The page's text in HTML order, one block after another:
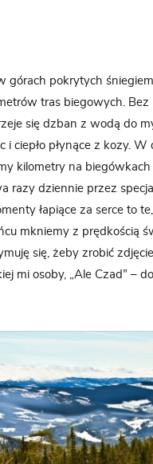
górach pokrytych
tras biegowych. Bez
się dzban z wodą do
i ciepło płynące z kozy.
kilometry na biegówkach
razy dziennie przez
łapiące za serce to
mkniemy z prędkością
się, żeby zrobić
mi osoby, „Ale Czad” –